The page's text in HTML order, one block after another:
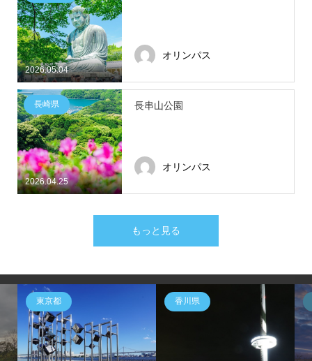
2026.05.04
オリンパス
2026.04.25
長崎県 長串山公園
オリンパス
もっと見る
東京都 香川県